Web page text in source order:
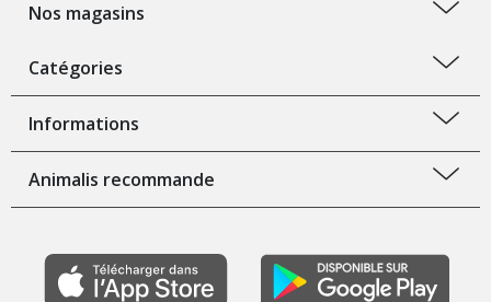
Nos magasins
Catégories
Informations
Animalis recommande